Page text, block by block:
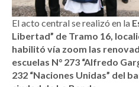
El acto central se realizó en la
Libertad” de Tramo 16,
habilitó vía zoom las
escuelas N° 273 “Alfredo
232 “Naciones Unidas” del